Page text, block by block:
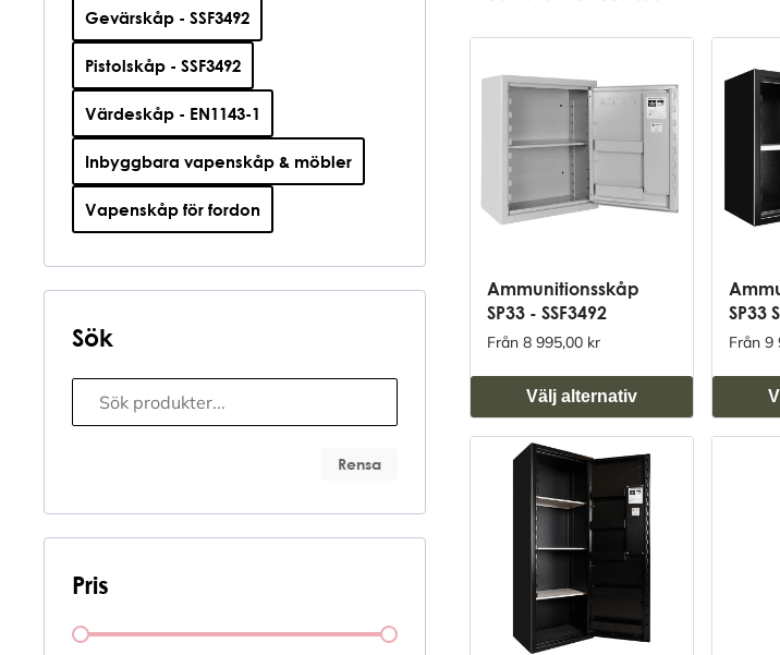
Gevärskåp - SSF3492
Pistolskåp - SSF3492
Värdeskåp - EN1143-1
Inbyggbara vapenskåp & möbler
Vapenskåp för fordon
Sök
Sökfunktion
Search content
Rensa
Pris
Pris
Ammunitionsskåp
SP33 - SSF3492
Från 8 995,00 kr
Välj alternativ
SP33
Från 9